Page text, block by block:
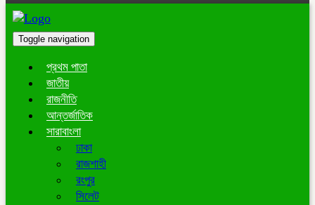
Toggle navigation
প্রথম পাতা
জাতীয়
রাজনীতি
আন্তর্জাতিক
সারাবাংলা
ঢাকা
রাজশাহী
রংপুর
সিলেট